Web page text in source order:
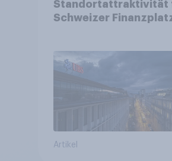
Standortattraktivität
Schweizer
von Grossbanken steht
Artikel